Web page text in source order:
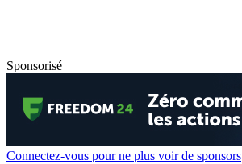
Sponsorisé
Connectez-vous pour ne plus voir de sponsors